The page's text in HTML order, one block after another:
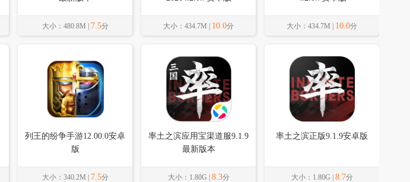
大小：480.8M | 7.5分 大小：434.7M | 10.0分 大小：434.7M | 10.0分
列王的纷争手游12.00.0安卓
版
大小：340.2M | 7.5分
率土之滨应用宝渠道服9.1.9
最新版本
大小：1.80G | 8.3分
率土之滨正版9.1.9安卓版
大小：1.80G | 8.7分